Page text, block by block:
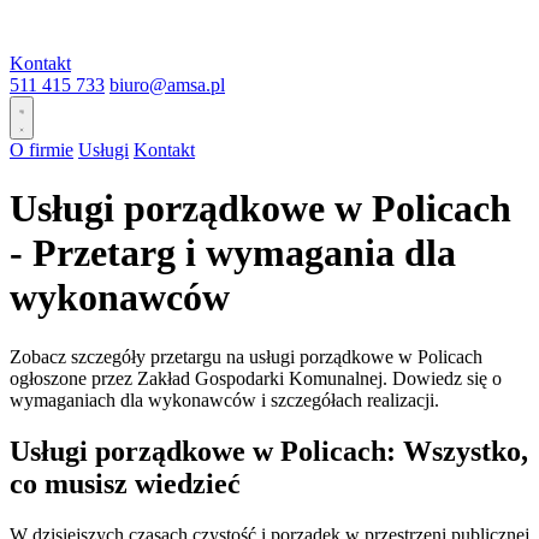
Kontakt
511 415 733 biuro@amsa.pl
O firmie Usługi Kontakt
Usługi porządkowe w Policach
- Przetarg i wymagania dla
wykonawców
Zobacz szczegóły przetargu na usługi porządkowe w Policach
ogłoszone przez Zakład Gospodarki Komunalnej. Dowiedz się o
wymaganiach dla wykonawców i szczegółach realizacji.
Usługi porządkowe w Policach: Wszystko,
co musisz wiedzieć
W dzisiejszych czasach czystość i porządek w przestrzeni publicznej